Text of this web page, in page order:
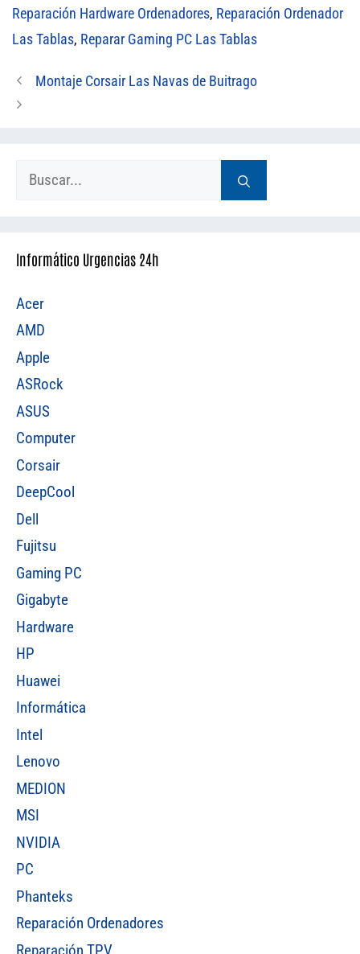
Reparación Hardware Ordenadores, Reparación Ordenador
Las Tablas, Reparar Gaming PC Las Tablas
Montaje Corsair Las Navas de Buitrago
Informático Urgencias 24h
Acer
AMD
Apple
ASRock
ASUS
Computer
Corsair
DeepCool
Dell
Fujitsu
Gaming PC
Gigabyte
Hardware
HP
Huawei
Informática
Intel
Lenovo
MEDION
MSI
NVIDIA
PC
Phanteks
Reparación Ordenadores
Reparación TPV